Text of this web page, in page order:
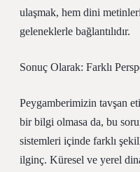
ulaşmak, hem dini
geleneklerle bağlantılıdır.
Sonuç Olarak: Farklı
Peygamberimizin tavşan
bir bilgi olmasa da, bu
sistemleri içinde farklı
ilginç. Küresel ve yerel